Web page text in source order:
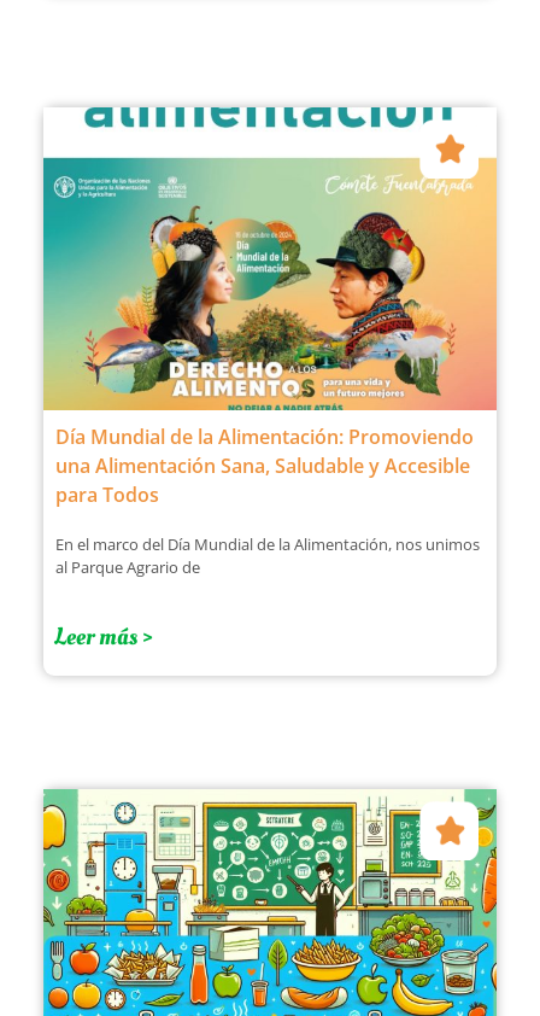
Día Mundial de la Alimentación: Promoviendo
una Alimentación Sana, Saludable y Accesible
para Todos
En el marco del Día Mundial de la Alimentación, nos unimos
al Parque Agrario de
Leer más >